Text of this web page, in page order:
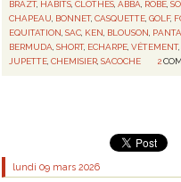
BRAZT, HABITS ,CLOTHES ,ABBA ROBE ,
CHAPEAU BONNET,CASQUETTE ,GOLF,
EQUITATION ,SAC KEN BLOUSON
BERMUDA ,SHORT, ECHARPE ,VÊTEMENT,
JUPETTE ,CHEMISIER ,SACOCHE 2
lundi 09 mars 2026